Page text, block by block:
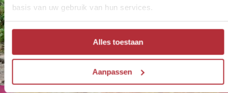
basis van uw gebruik van hun services.
Alles toestaan
Aanpassen